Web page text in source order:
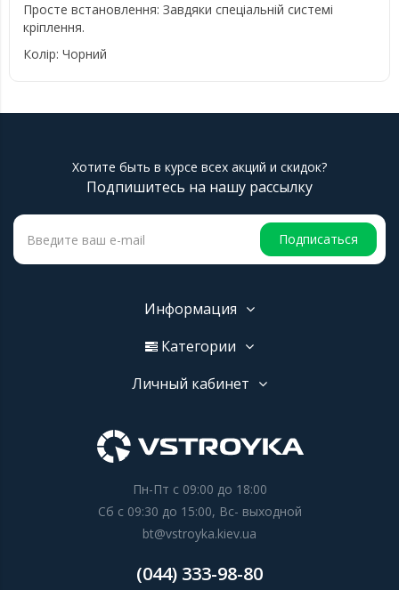
Просте встановлення: Завдяки спеціальній системі
кріплення.
Колір: Чорний
Хотите быть в курсе всех акций и скидок?
Подпишитесь на нашу рассылку
Подписаться
Информация
Категории
Личный кабинет
Пн-Пт с 09:00 до 18:00
Сб с 09:30 до 15:00, Вс- выходной
bt@vstroyka.kiev.ua
(044) 333-98-80